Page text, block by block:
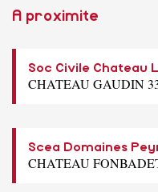
A proximite
Soc Civile Chateau
CHATEAU GAUDIN
Scea Domaines
CHATEAU